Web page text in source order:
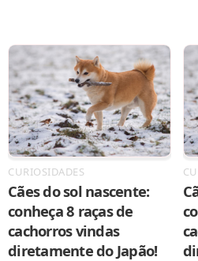
CURIOSIDADES
Cães do sol nascente:
conheça 8 raças de
cachorros vindas
diretamente do Japão!